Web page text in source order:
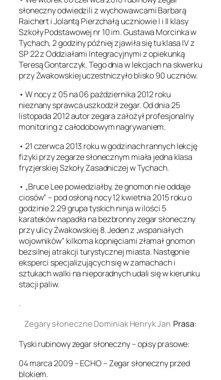
słoneczny odwiedzili z wychowawcami Barbarą
Raichert i Jolantą Pierzchałą uczniowie I i II klasy
Szkoły Podstawowej nr 10 im. Gustawa Morcinka w
Tychach, 2 godziny później zjawiła się tu klasa IV z
SP 22 z Oddziałami Integracyjnymi z opiekunką
Teresą Gontarczyk. Tego dnia w lekcjach na skwerku
przy Żwakowskiej uczestniczyło blisko 90 uczniów.
• W nocy z 05 na 06 października 2012 roku
nieznany sprawca uszkodził zegar. Od dnia 25
listopada 2012 autor zegara założył profesjonalny
monitoring z całodobowym nagrywaniem.
• 21 czerwca 2013 roku w godzinach rannych lekcję
fizyki przy zegarze słonecznym miała jedna klasa
fryzjerskiej Szkoły Zasadniczej w Tychach.
• „Bruce Lee powiedziałby, że gnomon nie oddaje
ciosów” – pod osłoną nocy 12 kwietnia 2015 roku o
godzinie 2.29 grupa tyskich ninja w ilości 5
karateków napadła na bezbronny zegar słoneczny
przy ulicy Żwakowskiej 8. Jeden z „wspaniałych
wojowników” kilkoma kopnięciami złamał gnomon
bezsilnej atrakcji turystycznej miasta. Następnie
eksperci specjalizujących się w zamachach i
sztukach walki na nieporadnych udali się w kierunku
stacji paliw.
.
Zegary słoneczne Dominiak Henryk Jan Prasa:
Tyski rubinowy zegar słoneczny – opisy prasowe:
04 marca 2009 – ECHO – Zegar słoneczny przed
blokiem.